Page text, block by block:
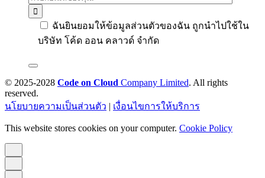
ฉันยินยอมให้ข้อมูลส่วนตัวของฉัน ถูกนำไปใช้ใน
บริษัท โค้ด ออน คลาวด์ จำกัด
© 2025-2028 Code on Cloud Company Limited. All rights
reserved.
นโยบายความเป็นส่วนตัว | เงื่อนไขการให้บริการ
This website stores cookies on your computer. Cookie Policy